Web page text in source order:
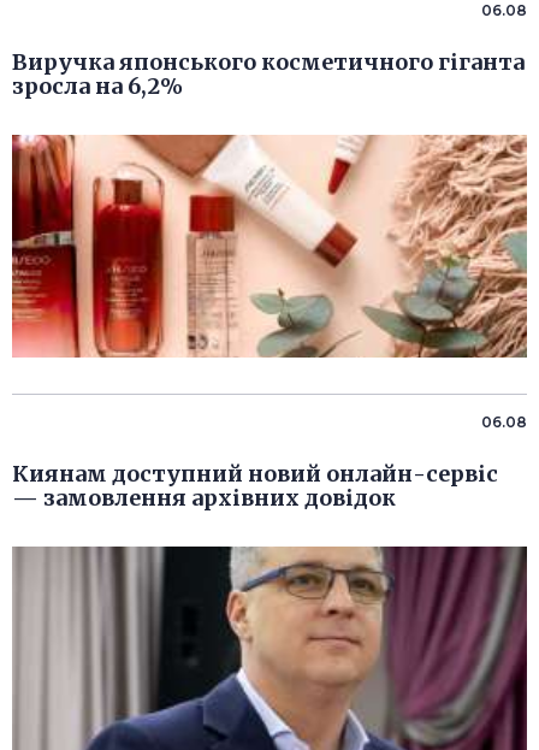
06.08
Виручка японського косметичного гіганта
зросла на 6,2%
06.08
Киянам доступний новий онлайн-сервіс
— замовлення архівних довідок